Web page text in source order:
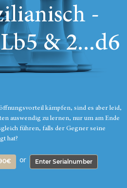
-
& 2...d6
kämpfen, sind es aber leid,
auswendig zu lernen, nur um am Ende
führen, falls der Gegner seine
hat?
or Enter Serialnumber